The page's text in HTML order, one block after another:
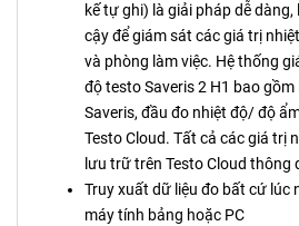
kế tự ghi) là giải pháp dễ
cậy để giám sát các giá trị
và phòng làm việc. Hệ thống
độ testo Saveris 2 H1 bao
Saveris, đầu đo nhiệt độ/ độ
Testo Cloud. Tất cả các giá trị
lưu trữ trên Testo Cloud thông
Truy xuất dữ liệu đo bất cứ lúc
máy tính bảng hoặc PC